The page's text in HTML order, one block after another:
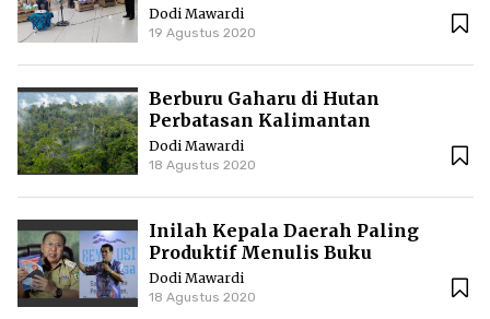
Dodi Mawardi
19 Agustus 2020
Berburu Gaharu di Hutan
Perbatasan Kalimantan
Dodi Mawardi
18 Agustus 2020
Inilah Kepala Daerah Paling
Produktif Menulis Buku
Dodi Mawardi
18 Agustus 2020